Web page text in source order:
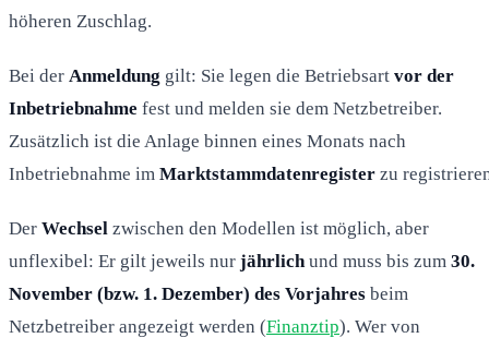
höheren Zuschlag.
Bei der Anmeldung gilt: Sie legen die Betriebsart vor der
Inbetriebnahme fest und melden sie dem Netzbetreiber.
Zusätzlich ist die Anlage binnen eines Monats nach
Inbetriebnahme im Marktstammdatenregister zu
Der Wechsel zwischen den Modellen ist möglich, aber
unflexibel: Er gilt jeweils nur jährlich und muss bis zum 30.
November (bzw. 1. Dezember) des Vorjahres beim
Netzbetreiber angezeigt werden (Finanztip). Wer von